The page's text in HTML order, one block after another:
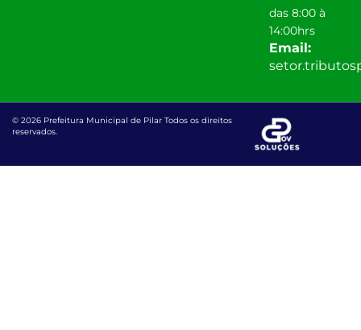
das 8:00 à
14:00hrs
Email:
© 2026 Prefeitura Municipal de Pilar Todos os direitos
reservados.